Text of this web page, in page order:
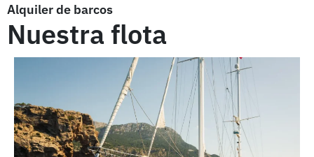
Alquiler de barcos
Nuestra flota